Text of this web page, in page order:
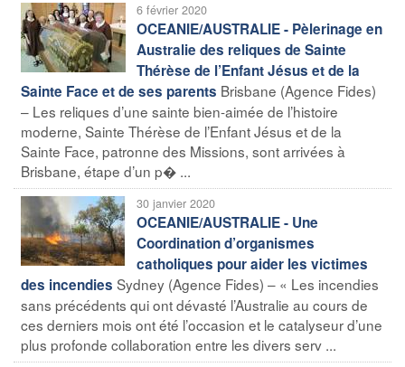
6 février 2020
OCEANIE/AUSTRALIE - Pèlerinage en
Australie des reliques de Sainte
Thérèse de l’Enfant Jésus et de la
Sainte Face et de ses parents Brisbane (Agence Fides)
– Les reliques d’une sainte bien-aimée de l’histoire
moderne, Sainte Thérèse de l’Enfant Jésus et de la
Sainte Face, patronne des Missions, sont arrivées à
Brisbane, étape d’un p� ...
30 janvier 2020
OCEANIE/AUSTRALIE - Une
Coordination d’organismes
catholiques pour aider les victimes
des incendies Sydney (Agence Fides) – « Les incendies
sans précédents qui ont dévasté l’Australie au cours de
ces derniers mois ont été l’occasion et le catalyseur d’une
plus profonde collaboration entre les divers serv ...